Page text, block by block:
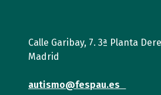
Calle Garibay, 7. 3ª Planta
Madrid
autismo@fespau.es